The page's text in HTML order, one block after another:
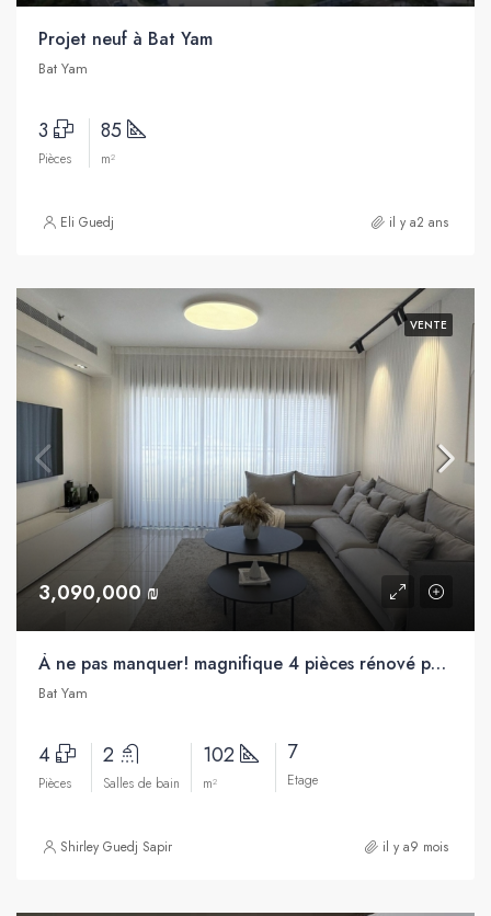
Projet neuf à Bat Yam
Bat Yam
3
Pièces
85
m²
Eli Guedj il y a2 ans
VENTE
3,090,000 ₪
À ne pas manquer! magnifique 4 pièces rénové par architecte à vendre, proche de la mer, Bat Yam
Bat Yam
4
Pièces
2
Salles de bain
102
m²
7
Etage
Shirley Guedj Sapir il y a9 mois